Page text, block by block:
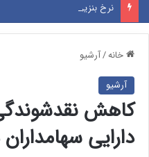
نرخ بنزین سوپر وارداتی در
خانه/آرشیو
آرشیو
کاهش
دارایی سهامداران